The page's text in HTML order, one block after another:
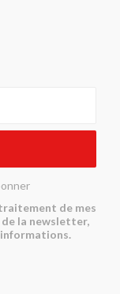
de mes
la newsletter,